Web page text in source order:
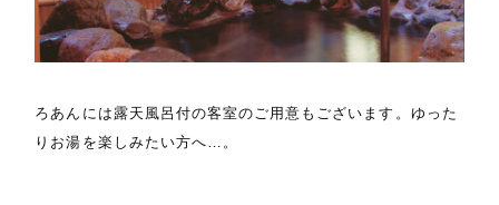
ろあんには露天風呂付の客室のご用意もございます。ゆった
りお湯を楽しみたい方へ…。